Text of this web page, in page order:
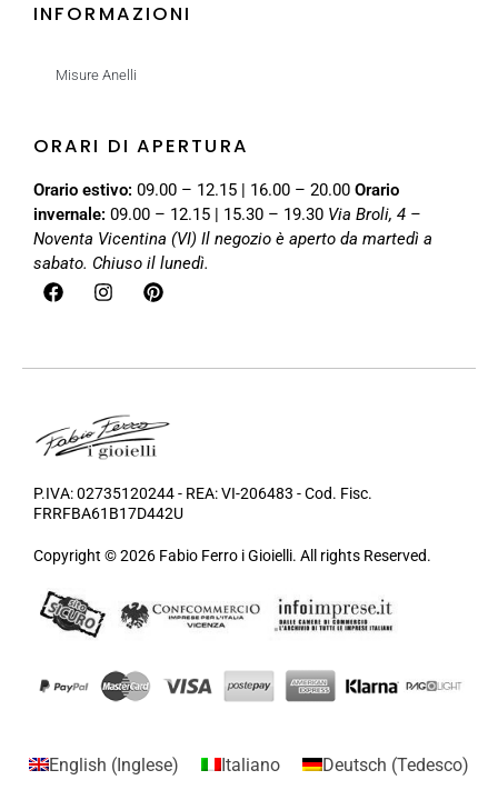
INFORMAZIONI
Misure Anelli
ORARI DI APERTURA
Orario estivo: 09.00 – 12.15 | 16.00 – 20.00 Orario
invernale: 09.00 – 12.15 | 15.30 – 19.30 Via Broli, 4 –
Noventa Vicentina (VI) Il negozio è aperto da martedì a
sabato. Chiuso il lunedì.
P.IVA: 02735120244 - REA: VI-206483 - Cod. Fisc.
FRRFBA61B17D442U
Copyright © 2026 Fabio Ferro i Gioielli. All rights Reserved.
English (Inglese) Italiano Deutsch (Tedesco)